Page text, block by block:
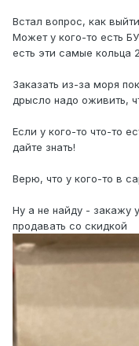
Встал вопрос, как
Может у кого-то есть
есть эти самые кольца
Заказать из-за моря
дрысло надо оживить,
Если у кого-то что-то
дайте знать!
Верю, что у кого-то в
Ну а не найду - закажу
продавать со скидкой